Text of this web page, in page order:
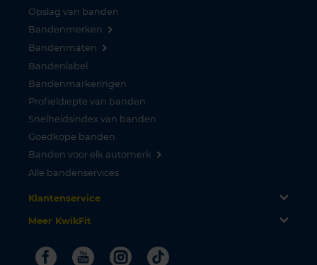
Opslag van banden
Bandenmerken
Bandenmaten
Bandenlabel
Bandenmarkeringen
Profieldiepte van banden
Snelheidsindex van banden
Goedkope banden
Banden voor elk automerk
Alle bandenservices
Klantenservice
Meer KwikFit
FacebookYoutubeInstagram
Tiktok